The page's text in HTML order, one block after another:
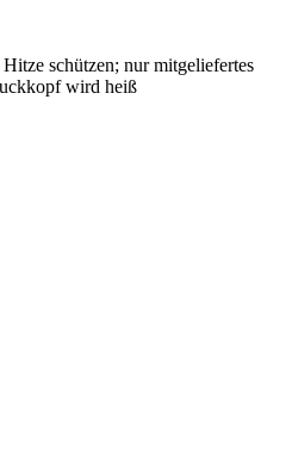
schützen; nur mitgeliefertes
wird heiß